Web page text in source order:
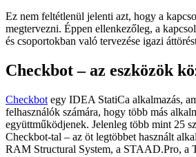
Ez nem feltétlenül jelenti azt, hogy a
megtervezni. Éppen ellenkezőleg, a
és csoportokban való tervezése igazi
Checkbot – az eszközök
Checkbot egy IDEA StatiCa alkalmazás,
felhasználók számára, hogy több más
együttműködjenek. Jelenleg több mint 25
Checkbot-tal – az öt legtöbbet használt
RAM Structural System, a STAAD.Pro, a